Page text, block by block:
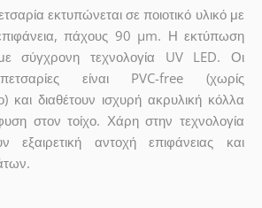
εκτυπώνεται σε ποιοτικό υλικό με
πάχους 90 µm. Η εκτύπωση
με σύγχρονη τεχνολογία UV LED. Οι
είναι PVC-free (χωρίς
και διαθέτουν ισχυρή ακρυλική κόλλα
στον τοίχο. Χάρη στην τεχνολογία
εξαιρετική αντοχή επιφάνειας και